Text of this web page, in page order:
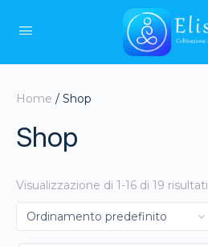
Home / Shop
Shop
Visualizzazione di 1-16 di 19 risultati